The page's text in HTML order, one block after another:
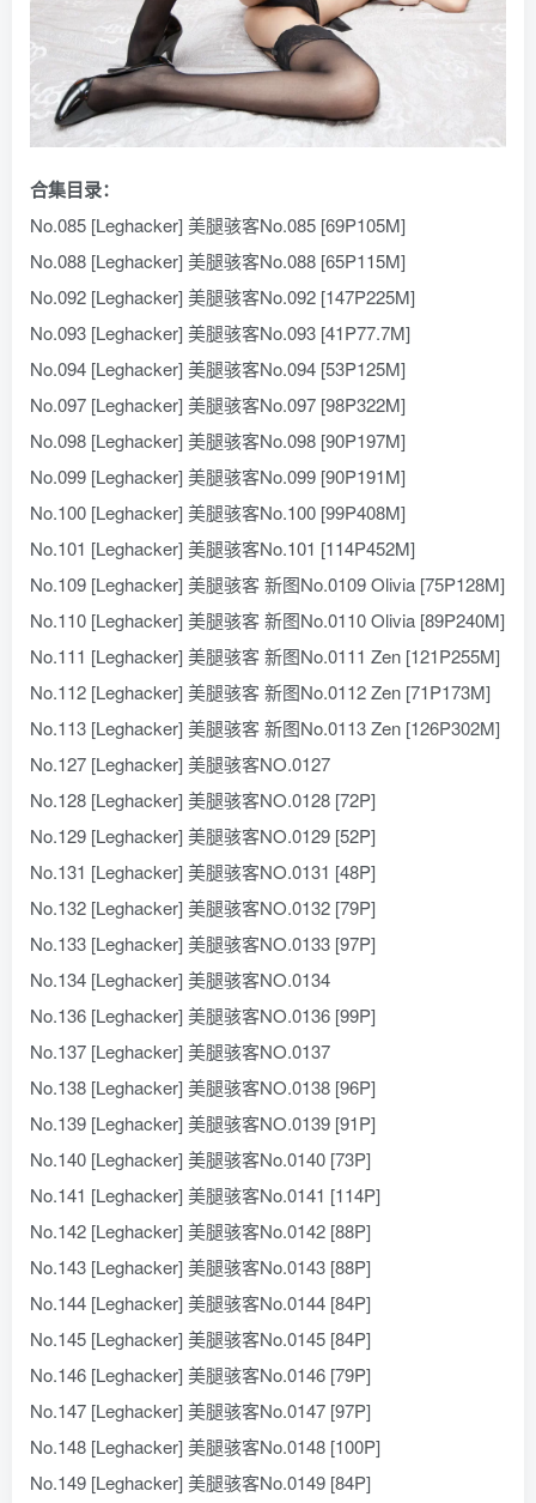
合集目录：
No.085 [Leghacker] 美腿骇客No.085 [69P105M]
No.088 [Leghacker] 美腿骇客No.088 [65P115M]
No.092 [Leghacker] 美腿骇客No.092 [147P225M]
No.093 [Leghacker] 美腿骇客No.093 [41P77.7M]
No.094 [Leghacker] 美腿骇客No.094 [53P125M]
No.097 [Leghacker] 美腿骇客No.097 [98P322M]
No.098 [Leghacker] 美腿骇客No.098 [90P197M]
No.099 [Leghacker] 美腿骇客No.099 [90P191M]
No.100 [Leghacker] 美腿骇客No.100 [99P408M]
No.101 [Leghacker] 美腿骇客No.101 [114P452M]
No.109 [Leghacker] 美腿骇客 新图No.0109 Olivia [75P128M]
No.110 [Leghacker] 美腿骇客 新图No.0110 Olivia [89P240M]
No.111 [Leghacker] 美腿骇客 新图No.0111 Zen [121P255M]
No.112 [Leghacker] 美腿骇客 新图No.0112 Zen [71P173M]
No.113 [Leghacker] 美腿骇客 新图No.0113 Zen [126P302M]
No.127 [Leghacker] 美腿骇客NO.0127
No.128 [Leghacker] 美腿骇客NO.0128 [72P]
No.129 [Leghacker] 美腿骇客NO.0129 [52P]
No.131 [Leghacker] 美腿骇客NO.0131 [48P]
No.132 [Leghacker] 美腿骇客NO.0132 [79P]
No.133 [Leghacker] 美腿骇客NO.0133 [97P]
No.134 [Leghacker] 美腿骇客NO.0134
No.136 [Leghacker] 美腿骇客NO.0136 [99P]
No.137 [Leghacker] 美腿骇客NO.0137
No.138 [Leghacker] 美腿骇客NO.0138 [96P]
No.139 [Leghacker] 美腿骇客NO.0139 [91P]
No.140 [Leghacker] 美腿骇客No.0140 [73P]
No.141 [Leghacker] 美腿骇客No.0141 [114P]
No.142 [Leghacker] 美腿骇客No.0142 [88P]
No.143 [Leghacker] 美腿骇客No.0143 [88P]
No.144 [Leghacker] 美腿骇客No.0144 [84P]
No.145 [Leghacker] 美腿骇客No.0145 [84P]
No.146 [Leghacker] 美腿骇客No.0146 [79P]
No.147 [Leghacker] 美腿骇客No.0147 [97P]
No.148 [Leghacker] 美腿骇客No.0148 [100P]
No.149 [Leghacker] 美腿骇客No.0149 [84P]